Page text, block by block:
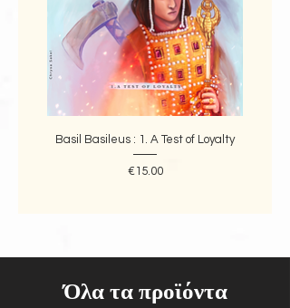
Basil Basileus : 1. A Test of Loyalty
Price
€15.00
Όλα τα προϊόντα